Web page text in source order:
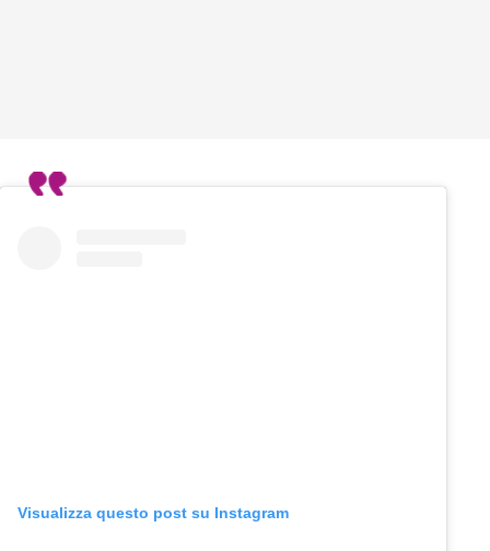
Visualizza questo post su Instagram